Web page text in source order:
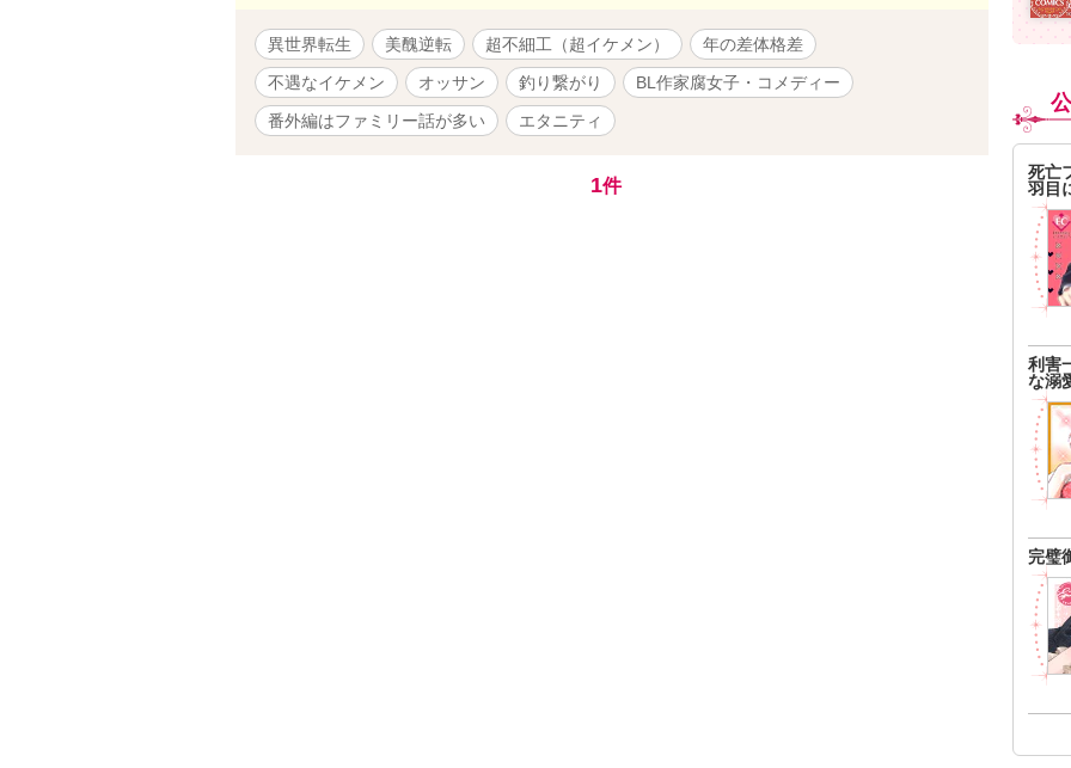
い方は１話から読まれた方がキャラが分かりやすいかと思います。宜
しければm(_ _)m ムーンライトとエブリスタにも掲載しております。
異世界転生 美醜逆転 超不細工（超イケメン）
年の差体格差
不遇なイケメン
オッサン 釣り繋がり
BL作家腐女子・コメディー
番外編はファミリー話が多い
エタニティ
1件
死亡
羽目
利害
な溺
完璧